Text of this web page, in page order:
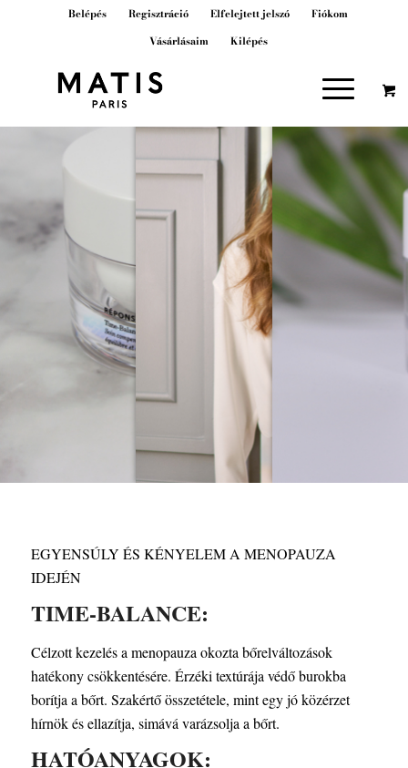
Belépés Regisztráció Elfelejtett jelszó
Fiókom
Vásárlásaim
Kilépés
EGYENSÚLY ÉS KÉNYELEM A MENOPAUZA
IDEJÉN
TIME-BALANCE:
Célzott kezelés a menopauza okozta bőrelváltozások
hatékony csökkentésére. Érzéki textúrája védő burokba
borítja a bőrt. Szakértő összetétele, mint egy jó közérzet
hírnök és ellazítja, simává varázsolja a bőrt.
HATÓANYAGOK: